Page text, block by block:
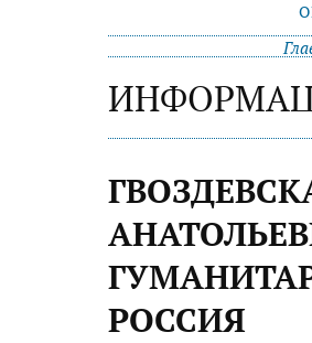
РОССИЯ